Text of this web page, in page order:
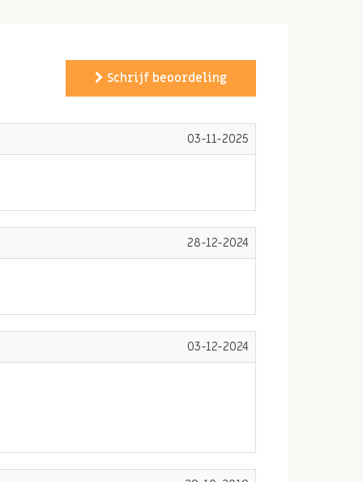
Schrijf beoordeling
03-11-2025
28-12-2024
03-12-2024